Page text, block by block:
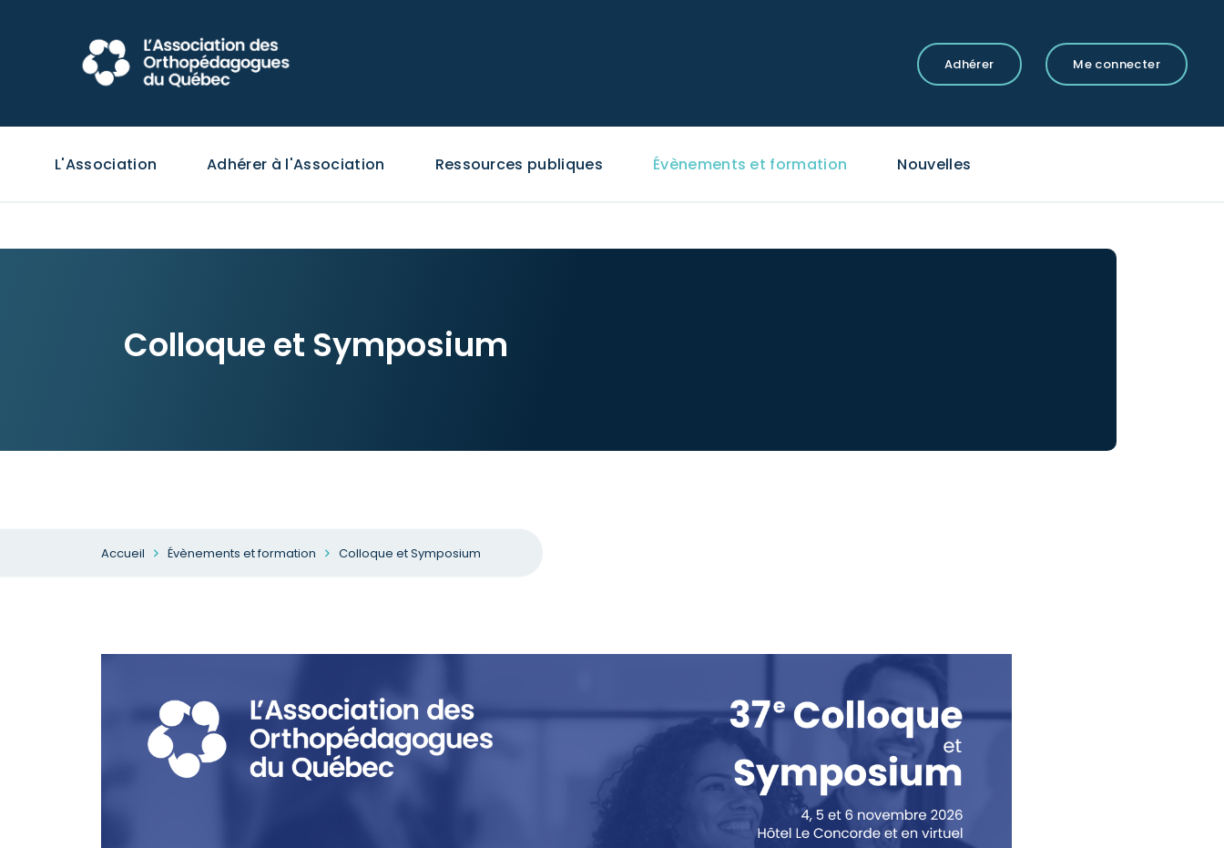
Adhérer Me connecter
L'Association Adhérer à l'Association Ressources publiques Évènements et formation Nouvelles
Colloque et Symposium
Accueil Évènements et formation Colloque et Symposium